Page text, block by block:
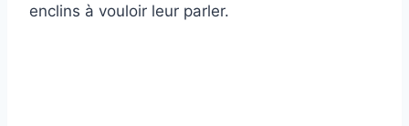
enclins à vouloir leur parler.